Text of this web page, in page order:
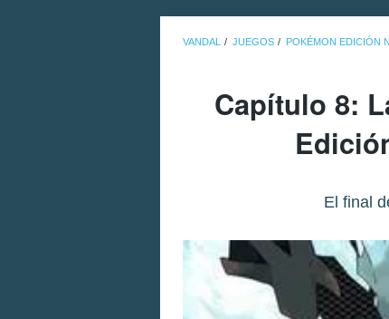
VANDAL JUEGOS POKÉMON EDICIÓN
Capítulo 8:
El final